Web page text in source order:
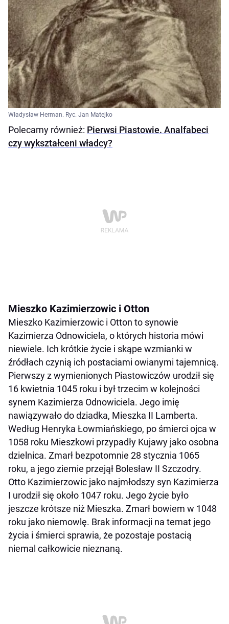
Władysław Herman. Ryc. Jan Matejko
Polecamy również: Pierwsi Piastowie. Analfabeci
czy wykształceni władcy?
Mieszko Kazimierzowic i Otton
Mieszko Kazimierzowic i Otton to synowie
Kazimierza Odnowiciela, o których historia mówi
niewiele. Ich krótkie życie i skąpe wzmianki w
źródłach czynią ich postaciami owianymi tajemnicą.
Pierwszy z wymienionych Piastowiczów urodził się
16 kwietnia 1045 roku i był trzecim w kolejności
synem Kazimierza Odnowiciela. Jego imię
nawiązywało do dziadka, Mieszka II Lamberta.
Według Henryka Łowmiańskiego, po śmierci ojca w
1058 roku Mieszkowi przypadły Kujawy jako osobna
dzielnica. Zmarł bezpotomnie 28 stycznia 1065
roku, a jego ziemie przejął Bolesław II Szczodry.
Otto Kazimierzowic jako najmłodszy syn Kazimierza
I urodził się około 1047 roku. Jego życie było
jeszcze krótsze niż Mieszka. Zmarł bowiem w 1048
roku jako niemowlę. Brak informacji na temat jego
życia i śmierci sprawia, że pozostaje postacią
niemal całkowicie nieznaną.​